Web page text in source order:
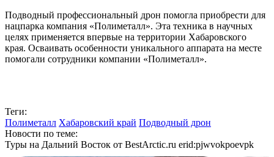
Подводный профессиональный дрон помогла приобрести для
нацпарка компания «Полиметалл». Эта техника в научных
целях применяется впервые на территории Хабаровского
края. Осваивать особенности уникального аппарата на месте
помогали сотрудники компании «Полиметалл».
Теги:
Полиметалл Хабаровский край Подводный дрон
Новости по теме:
Туры на Дальний Восток от BestArctic.ru erid:pjwvokpoevpk